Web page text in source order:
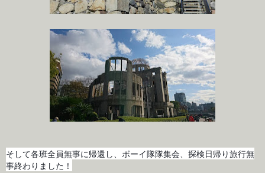
そして各班全員無事に帰還し、 ボーイ隊隊集会、探検日帰り旅行無
事終わりました！